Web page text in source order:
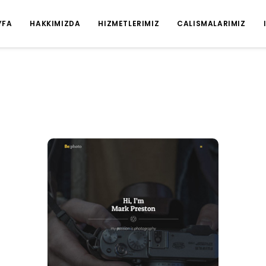
HAKKIMIZDA HIZMETLERIMIZ CALISMALARIMIZ